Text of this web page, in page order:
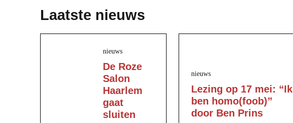
Laatste nieuws
nieuws
De Roze
Salon
Haarlem
gaat
sluiten
nieuws
Lezing op 17 mei: “Ik
ben homo(foob)”
door Ben Prins